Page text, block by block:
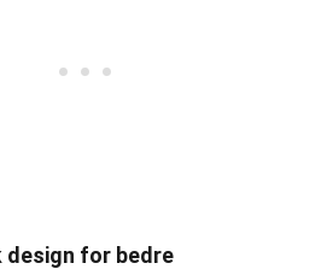
design for bedre